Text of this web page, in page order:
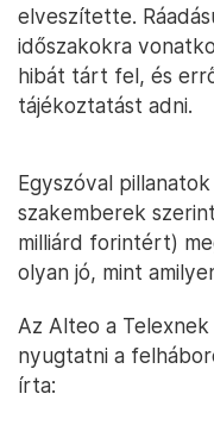
elveszítette.
időszakokra
hibát tárt fel, és
tájékoztatást adni.
Egyszóval
szakemberek
milliárd forintért)
olyan jó, mint
Az Alteo a
nyugtatni a
írta: